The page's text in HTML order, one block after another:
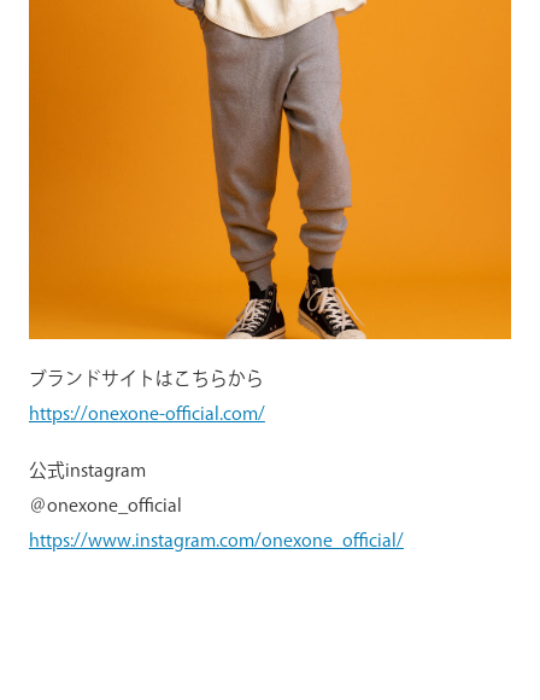
ブランドサイトはこちらから
https://onexone-official.com/
公式instagram
＠onexone_official
https://www.instagram.com/onexone_official/